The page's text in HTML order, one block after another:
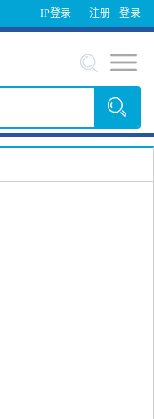
IP登录 登录
注册